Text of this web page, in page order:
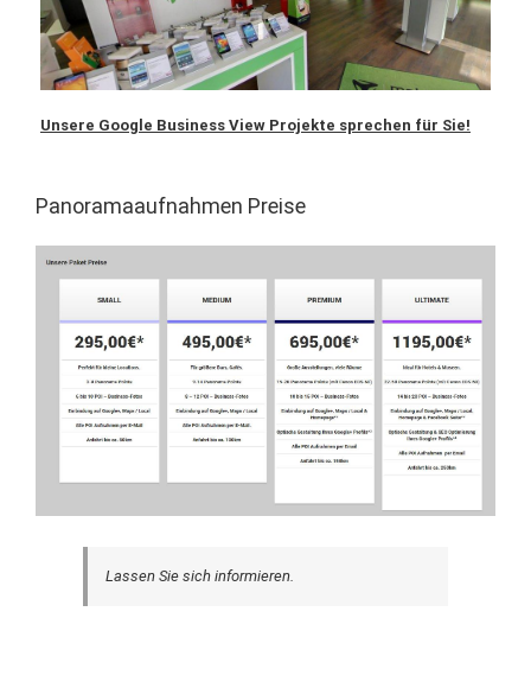
Unsere Google Business View Projekte sprechen für Sie!
Panoramaaufnahmen Preise
Lassen Sie sich informieren.